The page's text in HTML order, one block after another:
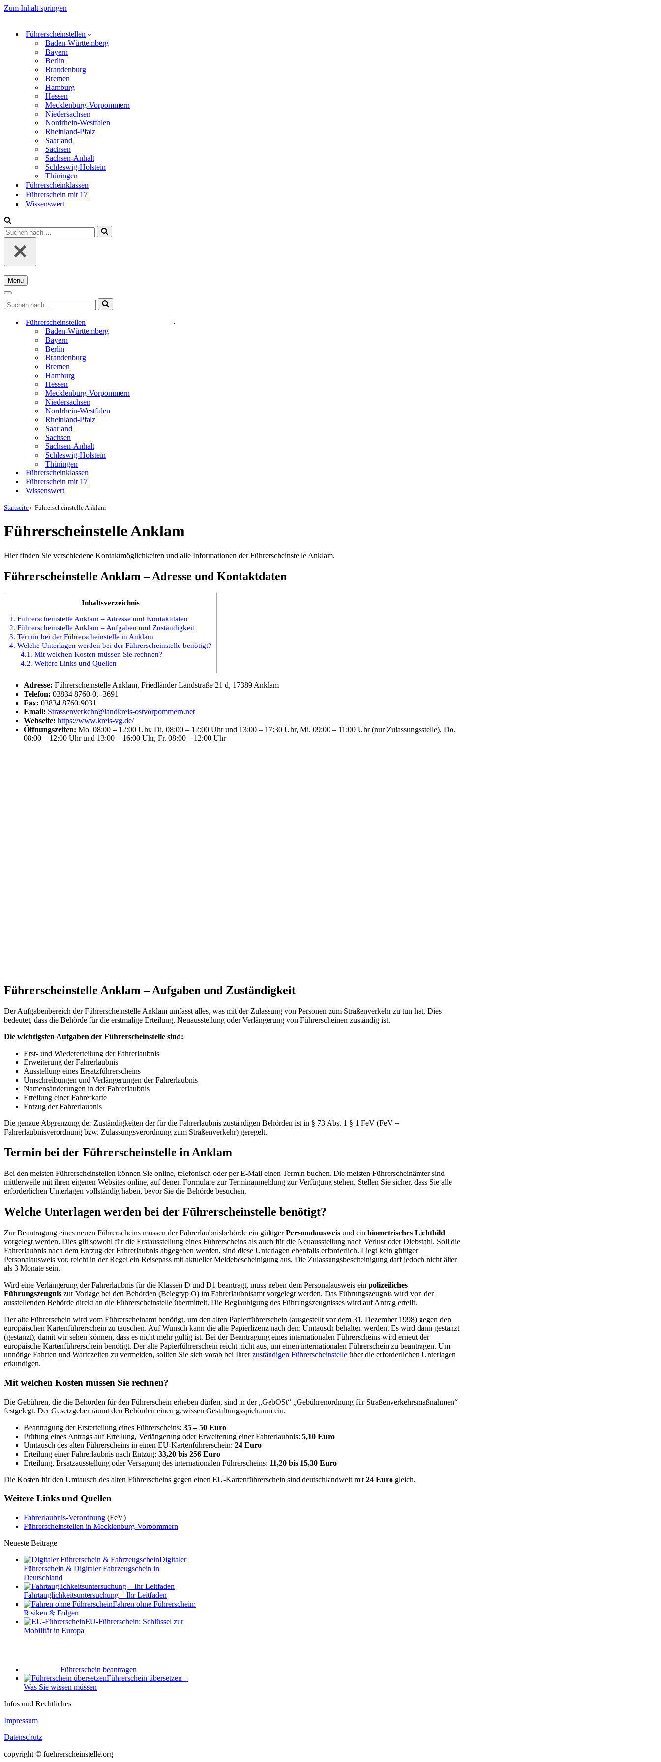
Zum Inhalt springen
Führerscheinstellen
Baden-Württemberg
Bayern
Berlin
Brandenburg
Bremen
Hamburg
Hessen
Mecklenburg-Vorpommern
Niedersachsen
Nordrhein-Westfalen
Rheinland-Pfalz
Saarland
Sachsen
Sachsen-Anhalt
Schleswig-Holstein
Thüringen
Führerscheinklassen
Führerschein mit 17
Wissenswert
Suchen
nach …
Menu
Navigationsmenü
Navigationsmenü
Suchen
nach …
Führerscheinstellen
Baden-Württemberg
Bayern
Berlin
Brandenburg
Bremen
Hamburg
Hessen
Mecklenburg-Vorpommern
Niedersachsen
Nordrhein-Westfalen
Rheinland-Pfalz
Saarland
Sachsen
Sachsen-Anhalt
Schleswig-Holstein
Thüringen
Führerscheinklassen
Führerschein mit 17
Wissenswert
Startseite » Führerscheinstelle Anklam
Führerscheinstelle Anklam
Hier finden Sie verschiedene Kontaktmöglichkeiten und alle Informationen der Führerscheinstelle Anklam.
Führerscheinstelle Anklam – Adresse und Kontaktdaten
Inhaltsverzeichnis
1. Führerscheinstelle Anklam – Adresse und Kontaktdaten
2. Führerscheinstelle Anklam – Aufgaben und Zuständigkeit
3. Termin bei der Führerscheinstelle in Anklam
4. Welche Unterlagen werden bei der Führerscheinstelle benötigt?
4.1. Mit welchen Kosten müssen Sie rechnen?
4.2. Weitere Links und Quellen
Adresse: Führerscheinstelle Anklam, Friedländer Landstraße 21 d, 17389 Anklam
Telefon: 03834 8760-0, -3691
Fax: 03834 8760-9031
Email: Strassenverkehr@landkreis-ostvorpommern.net
Webseite: https://www.kreis-vg.de/
Öffnungszeiten: Mo. 08:00 – 12:00 Uhr, Di. 08:00 – 12:00 Uhr und 13:00 – 17:30 Uhr, Mi. 09:00 – 11:00 Uhr (nur Zulassungsstelle), Do.
08:00 – 12:00 Uhr und 13:00 – 16:00 Uhr, Fr. 08:00 – 12:00 Uhr
Führerscheinstelle Anklam – Aufgaben und Zuständigkeit
Der Aufgabenbereich der Führerscheinstelle Anklam umfasst alles, was mit der Zulassung von Personen zum Straßenverkehr zu tun hat. Dies
bedeutet, dass die Behörde für die erstmalige Erteilung, Neuausstellung oder Verlängerung von Führerscheinen zuständig ist.
Die wichtigsten Aufgaben der Führerscheinstelle sind:
Erst- und Wiedererteilung der Fahrerlaubnis
Erweiterung der Fahrerlaubnis
Ausstellung eines Ersatzführerscheins
Umschreibungen und Verlängerungen der Fahrerlaubnis
Namensänderungen in der Fahrerlaubnis
Erteilung einer Fahrerkarte
Entzug der Fahrerlaubnis
Die genaue Abgrenzung der Zuständigkeiten der für die Fahrerlaubnis zuständigen Behörden ist in § 73 Abs. 1 § 1 FeV (FeV =
Fahrerlaubnisverordnung bzw. Zulassungsverordnung zum Straßenverkehr) geregelt.
Termin bei der Führerscheinstelle in Anklam
Bei den meisten Führerscheinstellen können Sie online, telefonisch oder per E-Mail einen Termin buchen. Die meisten Führerscheinämter sind
mittlerweile mit ihren eigenen Websites online, auf denen Formulare zur Terminanmeldung zur Verfügung stehen. Stellen Sie sicher, dass Sie alle
erforderlichen Unterlagen vollständig haben, bevor Sie die Behörde besuchen.
Welche Unterlagen werden bei der Führerscheinstelle benötigt?
Zur Beantragung eines neuen Führerscheins müssen der Fahrerlaubnisbehörde ein gültigerPersonalausweis und ein biometrisches Lichtbild
vorgelegt werden. Dies gilt sowohl für die Erstausstellung eines Führerscheins als auch für die Neuausstellung nach Verlust oder Diebstahl. Soll die
Fahrerlaubnis nach dem Entzug der Fahrerlaubnis abgegeben werden, sind diese Unterlagen ebenfalls erforderlich. Liegt kein gültiger
Personalausweis vor, reicht in der Regel ein Reisepass mit aktueller Meldebescheinigung aus. Die Zulassungsbescheinigung darf jedoch nicht älter
als 3 Monate sein.
Wird eine Verlängerung der Fahrerlaubnis für die Klassen D und D1 beantragt, muss neben dem Personalausweis ein polizeiliches
Führungszeugnis zur Vorlage bei den Behörden (Belegtyp O) im Fahrerlaubnisamt vorgelegt werden. Das Führungszeugnis wird von der
ausstellenden Behörde direkt an die Führerscheinstelle übermittelt. Die Beglaubigung des Führungszeugnisses wird auf Antrag erteilt.
Der alte Führerschein wird vom Führerscheinamt benötigt, um den alten Papierführerschein (ausgestellt vor dem 31. Dezember 1998) gegen den
europäischen Kartenführerschein zu tauschen. Auf Wunsch kann die alte Papierlizenz nach dem Umtausch behalten werden. Es wird dann gestanzt
(gestanzt), damit wir sehen können, dass es nicht mehr gültig ist. Bei der Beantragung eines internationalen Führerscheins wird erneut der
europäische Kartenführerschein benötigt. Der alte Papierführerschein reicht nicht aus, um einen internationalen Führerschein zu beantragen. Um
unnötige Fahrten und Wartezeiten zu vermeiden, sollten Sie sich vorab bei Ihrerzuständigen Führerscheinstelle über die erforderlichen Unterlagen
erkundigen.
Mit welchen Kosten müssen Sie rechnen?
Die Gebühren, die die Behörden für den Führerschein erheben dürfen, sind in der „GebOSt“ „Gebührenordnung für Straßenverkehrsmaßnahmen“
festgelegt. Der Gesetzgeber räumt den Behörden einen gewissen Gestaltungsspielraum ein.
Beantragung der Ersterteilung eines Führerscheins: 35 – 50 Euro
Prüfung eines Antrags auf Erteilung, Verlängerung oder Erweiterung einer Fahrerlaubnis: 5,10 Euro
Umtausch des alten Führerscheins in einen EU-Kartenführerschein: 24 Euro
Erteilung einer Fahrerlaubnis nach Entzug: 33,20 bis 256 Euro
Erteilung, Ersatzausstellung oder Versagung des internationalen Führerscheins: 11,20 bis 15,30 Euro
Die Kosten für den Umtausch des alten Führerscheins gegen einen EU-Kartenführerschein sind deutschlandweit mit 24 Euro gleich.
Weitere Links und Quellen
Fahrerlaubnis-Verordnung (FeV)
Führerscheinstellen in Mecklenburg-Vorpommern
Neueste Beitrage
Digitaler
Führerschein & Digitaler Fahrzeugschein in
Deutschland
Fahrtauglichkeits­untersuchung – Ihr Leitfaden
Fahren ohne Führerschein:
Risiken & Folgen
EU-Führerschein: Schlüssel zur
Mobilität in Europa
Führerschein beantragen
Führerschein übersetzen –
Was Sie wissen müssen
Infos und Rechtliches
Impressum
Datenschutz
copyright © fuehrerscheinstelle.org